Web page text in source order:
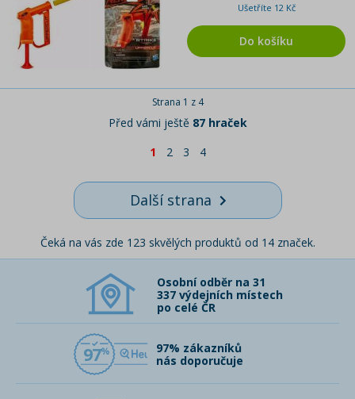
Ušetříte 12 Kč
Do košíku
Strana 1 z 4
Před vámi ještě 87 hraček
1
2 3 4
Další strana
Čeká na vás zde 123 skvělých produktů od 14 značek.
Osobní odběr na 31
337 výdejních místech
po celé ČR
97
97% zákazníků
nás doporučuje